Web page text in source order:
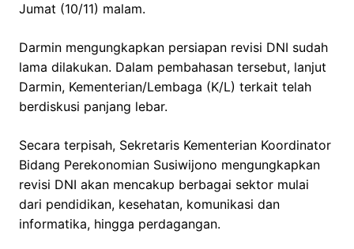
Jumat (10/11) malam.
Darmin mengungkapkan persiapan revisi DNI sudah
lama dilakukan. Dalam pembahasan tersebut, lanjut
Darmin, Kementerian/Lembaga (K/L) terkait telah
berdiskusi panjang lebar.
Secara terpisah, Sekretaris Kementerian Koordinator
Bidang Perekonomian Susiwijono mengungkapkan
revisi DNI akan mencakup berbagai sektor mulai
dari pendidikan, kesehatan, komunikasi dan
informatika, hingga perdagangan.